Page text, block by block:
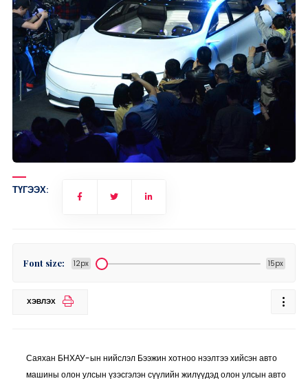
ТҮГЭЭХ:
Font size: 12px 15px
ХЭВЛЭХ
Саяхан БНХАУ-ын нийслэл Бээжин хотноо нээлтээ хийсэн авто
машины олон улсын үзэсгэлэн сүүлийн жилүүдэд олон улсын авто